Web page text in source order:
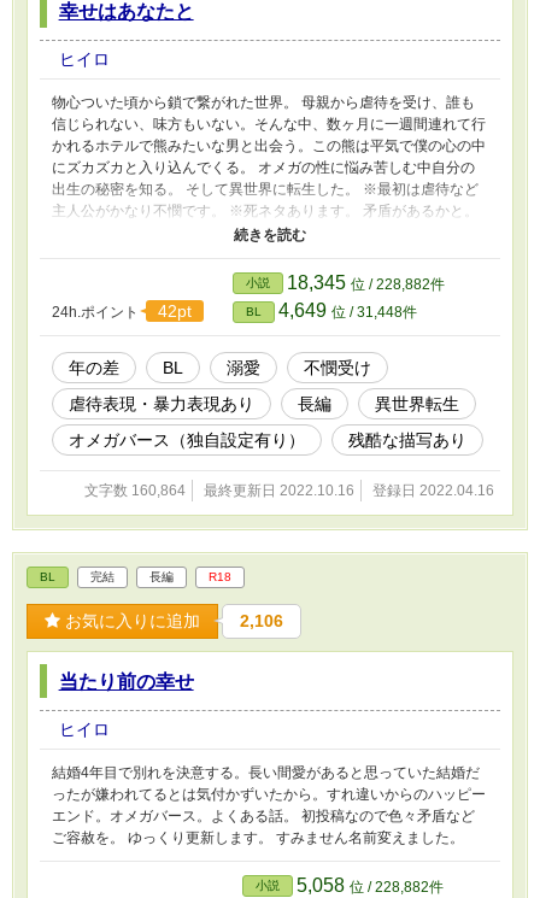
幸せはあなたと
ヒイロ
物心ついた頃から鎖で繋がれた世界。 母親から虐待を受け、誰も
信じられない、味方もいない。そんな中、数ヶ月に一週間連れて行
かれるホテルで熊みたいな男と出会う。この熊は平気で僕の心の中
にズカズカと入り込んでくる。 オメガの性に悩み苦しむ中自分の
出生の秘密を知る。 そして異世界に転生した。 ※最初は虐待など
主人公がかなり不憫です。 ※死ネタあります。 矛盾があるかと。
すみません。 ハッピーエンドになります。 毎日更新予定です。 す
みません毎日更新が出来なくなりました。
24h.ポイント 42pt
小説 18,345 位 / 228,882件
BL 4,649 位 / 31,448件
年の差 BL 溺愛
不憫受け
虐待表現・暴力表現あり
長編
異世界転生
オメガバース（独自設定有り）
残酷な描写あり
文字数 160,864 最終更新日 2022.10.16 登録日 2022.04.16
BL 完結 長編 R18
お気に入りに追加 2,106
当たり前の幸せ
ヒイロ
結婚4年目で別れを決意する。長い間愛があると思っていた結婚だ
ったが嫌われてるとは気付かずいたから。すれ違いからのハッピー
エンド。オメガバース。よくある話。 初投稿なので色々矛盾など
ご容赦を。 ゆっくり更新します。 すみません名前変えました。
小説 5,058 位 / 228,882件